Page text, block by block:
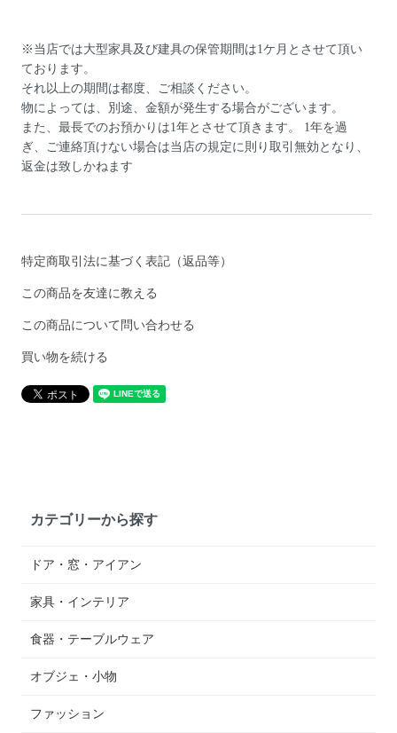
※当店では大型家具及び建具の保管期間は1ケ月とさせて頂い
ております。
それ以上の期間は都度、ご相談ください。
物によっては、別途、金額が発生する場合がございます。
また、最長でのお預かりは1年とさせて頂きます。 1年を過
ぎ、ご連絡頂けない場合は当店の規定に則り取引無効となり、
返金は致しかねます
特定商取引法に基づく表記（返品等）
この商品を友達に教える
この商品について問い合わせる
買い物を続ける
カテゴリーから探す
ドア・窓・アイアン
家具・インテリア
食器・テーブルウェア
オブジェ・小物
ファッション